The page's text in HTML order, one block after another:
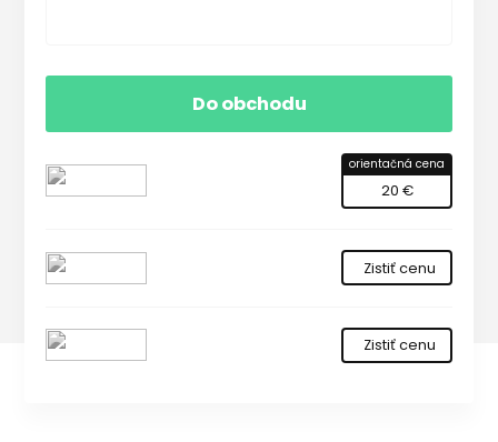
Do obchodu
orientačná cena
20 €
Zistiť cenu
Zistiť cenu